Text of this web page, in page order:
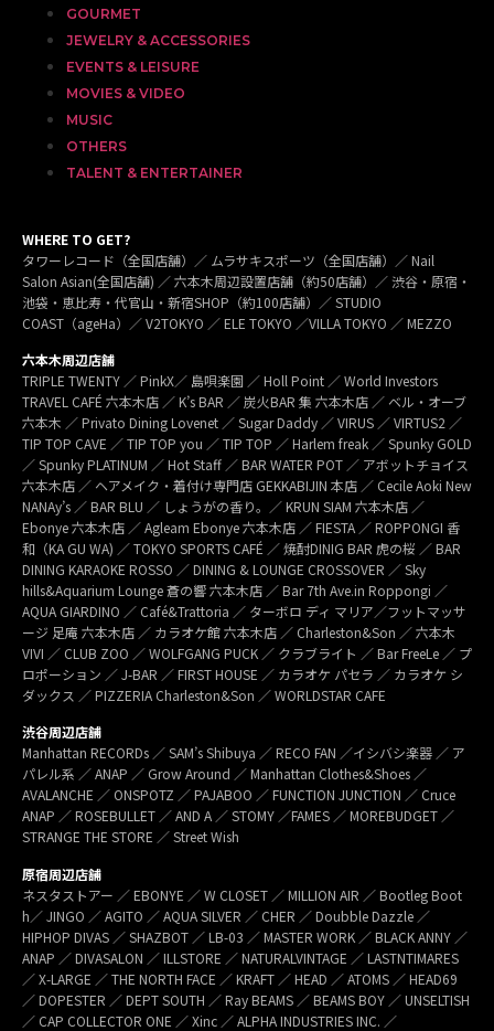
GOURMET
JEWELRY & ACCESSORIES
EVENTS & LEISURE
MOVIES & VIDEO
MUSIC
OTHERS
TALENT & ENTERTAINER
WHERE TO GET?
タワーレコード（全国店舗）／ ムラサキスポーツ（全国店舗）／ Nail
Salon Asian(全国店舗) ／ 六本木周辺設置店舗（約50店舗）／ 渋谷・原宿・
池袋・恵比寿・代官山・新宿SHOP（約100店舗）／ STUDIO
COAST（ageHa）／ V2TOKYO ／ ELE TOKYO ／VILLA TOKYO ／ MEZZO
六本木周辺店舗
TRIPLE TWENTY ／ PinkX／ 島唄楽園 ／ Holl Point ／ World Investors
TRAVEL CAFÉ 六本木店 ／ K’s BAR ／ 炭火BAR 集 六本木店 ／ ベル・オーブ
六本木 ／ Privato Dining Lovenet ／ Sugar Daddy ／ VIRUS ／ VIRTUS2 ／
TIP TOP CAVE ／ TIP TOP you ／ TIP TOP ／ Harlem freak ／ Spunky GOLD
／ Spunky PLATINUM ／ Hot Staff ／ BAR WATER POT ／ アボットチョイス
六本木店 ／ ヘアメイク・着付け専門店 GEKKABIJIN 本店 ／ Cecile Aoki New
NANAy’s ／ BAR BLU ／ しょうがの香り。／ KRUN SIAM 六本木店 ／
Ebonye 六本木店 ／ Agleam Ebonye 六本木店 ／ FIESTA ／ ROPPONGI 香
和（KA GU WA) ／ TOKYO SPORTS CAFÉ ／ 焼酎DINIG BAR 虎の桜 ／ BAR
DINING KARAOKE ROSSO ／ DINING & LOUNGE CROSSOVER ／ Sky
hills&Aquarium Lounge 蒼の響 六本木店 ／ Bar 7th Ave.in Roppongi ／
AQUA GIARDINO ／ Café&Trattoria ／ ターボロ ディ マリア／フットマッサ
ージ 足庵 六本木店 ／ カラオケ館 六本木店 ／ Charleston&Son ／ 六本木
VIVI ／ CLUB ZOO ／ WOLFGANG PUCK ／ クラブライト ／ Bar FreeLe ／ プ
ロポーション ／ J-BAR ／ FIRST HOUSE ／ カラオケ パセラ ／ カラオケ シ
ダックス ／ PIZZERIA Charleston&Son ／ WORLDSTAR CAFE
渋谷周辺店舗
Manhattan RECORDs ／ SAM’s Shibuya ／ RECO FAN ／イシバシ楽器 ／ ア
パレル系 ／ ANAP ／ Grow Around ／ Manhattan Clothes&Shoes ／
AVALANCHE ／ ONSPOTZ ／ PAJABOO ／ FUNCTION JUNCTION ／ Cruce
ANAP ／ ROSEBULLET ／ AND A ／ STOMY ／FAMES ／ MOREBUDGET ／
STRANGE THE STORE ／ Street Wish
原宿周辺店舗
ネスタストアー ／ EBONYE ／ W CLOSET ／ MILLION AIR ／ Bootleg Boot
h／ JINGO ／ AGITO ／ AQUA SILVER ／ CHER ／ Doubble Dazzle ／
HIPHOP DIVAS ／ SHAZBOT ／ LB-03 ／ MASTER WORK ／ BLACK ANNY ／
ANAP ／ DIVASALON ／ ILLSTORE ／ NATURALVINTAGE ／ LASTNTIMARES
／ X-LARGE ／ THE NORTH FACE ／ KRAFT ／ HEAD ／ ATOMS ／ HEAD69
／ DOPESTER ／ DEPT SOUTH ／ Ray BEAMS ／ BEAMS BOY ／ UNSELTISH
／ CAP COLLECTOR ONE ／ Xinc ／ ALPHA INDUSTRIES INC. ／